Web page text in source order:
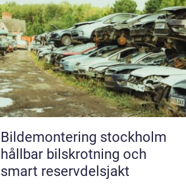
Bildemontering stockholm
hållbar bilskrotning och
smart reservdelsjakt